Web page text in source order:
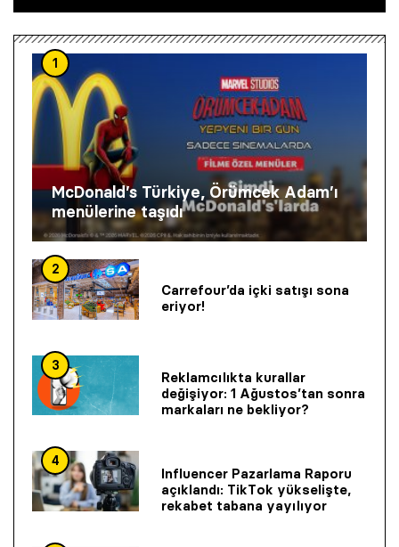
1
McDonald’s Türkiye, Örümcek Adam’ı
menülerine taşıdı
2
Carrefour’da içki satışı sona
eriyor!
3
Reklamcılıkta kurallar
değişiyor: 1 Ağustos’tan sonra
markaları ne bekliyor?
4
Influencer Pazarlama Raporu
açıklandı: TikTok yükselişte,
rekabet tabana yayılıyor